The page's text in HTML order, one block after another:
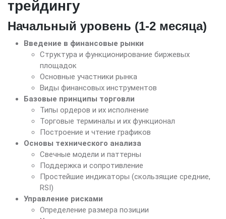
трейдингу
Начальный уровень (1-2 месяца)
Введение в финансовые рынки
Структура и функционирование биржевых
площадок
Основные участники рынка
Виды финансовых инструментов
Базовые принципы торговли
Типы ордеров и их исполнение
Торговые терминалы и их функционал
Построение и чтение графиков
Основы технического анализа
Свечные модели и паттерны
Поддержка и сопротивление
Простейшие индикаторы (скользящие средние,
RSI)
Управление рисками
Определение размера позиции